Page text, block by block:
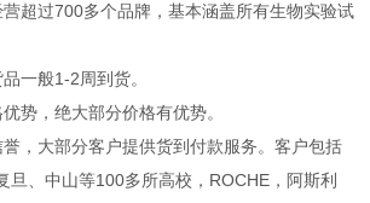
超过700多个品牌，基本涵盖所有生物实验试
一般1-2周到货。
势，绝大部分价格有优势。
，大部分客户提供货到付款服务。客户包括
旦、中山等100多所高校，ROCHE，阿斯利